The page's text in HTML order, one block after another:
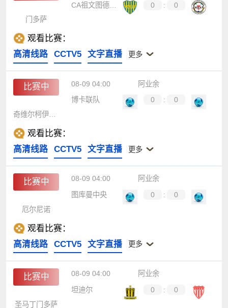
CA祖文图德尤尼达
0 :
0
门多萨
观看比赛：
高清线路
CCTV5 文字直播 更多
比赛中 08-09 04:00
阿业余
博卡联队
0 :
0
观看比赛：
高清线路
CCTV5 文字直播 更多
比赛中 08-09 04:00
阿业余
图库曼中央
0 :
0
厄尔尼诺
观看比赛：
高清线路
CCTV5 文字直播 更多
比赛中 08-09 04:00
阿业余
坦迪尔
0 :
0
圣马丁门多萨